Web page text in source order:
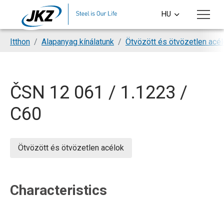
Skip to main content
PL
HU
You are here:
Itthon Alapanyag kínálatunk Ötvözött és ötvözetlen
ČSN 12 061 / 1.1223 /
C60
Ötvözött és ötvözetlen acélok
Characteristics